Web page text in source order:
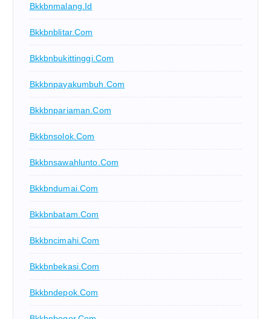
Bkkbnmalang.id
Bkkbnblitar.com
Bkkbnbukittinggi.com
Bkkbnpayakumbuh.com
Bkkbnpariaman.com
Bkkbnsolok.com
Bkkbnsawahlunto.com
Bkkbndumai.com
Bkkbnbatam.com
Bkkbncimahi.com
Bkkbnbekasi.com
Bkkbndepok.com